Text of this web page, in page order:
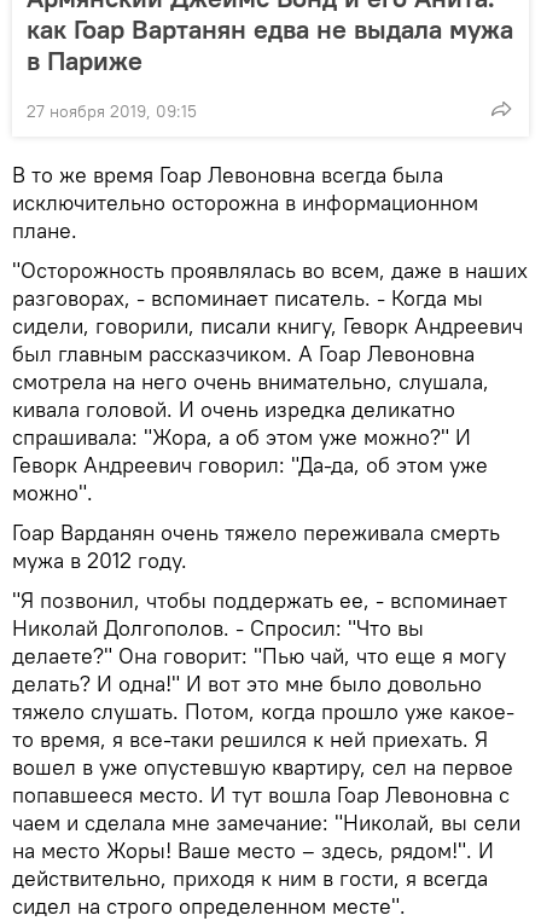
как Гоар Вартанян едва не выдала мужа
в Париже
27 ноября 2019, 09:15
В то же время Гоар Левоновна всегда была
исключительно осторожна в информационном
плане.
"Осторожность проявлялась во всем, даже в наших
разговорах, - вспоминает писатель. - Когда мы
сидели, говорили, писали книгу, Геворк Андреевич
был главным рассказчиком. А Гоар Левоновна
смотрела на него очень внимательно, слушала,
кивала головой. И очень изредка деликатно
спрашивала: "Жора, а об этом уже можно?" И
Геворк Андреевич говорил: "Да-да, об этом уже
можно".
Гоар Варданян очень тяжело переживала смерть
мужа в 2012 году.
"Я позвонил, чтобы поддержать ее, - вспоминает
Николай Долгополов. - Спросил: "Что вы
делаете?" Она говорит: "Пью чай, что еще я могу
делать? И одна!" И вот это мне было довольно
тяжело слушать. Потом, когда прошло уже какое-
то время, я все-таки решился к ней приехать. Я
вошел в уже опустевшую квартиру, сел на первое
попавшееся место. И тут вошла Гоар Левоновна с
чаем и сделала мне замечание: "Николай, вы сели
на место Жоры! Ваше место – здесь, рядом!". И
действительно, приходя к ним в гости, я всегда
сидел на строго определенном месте".